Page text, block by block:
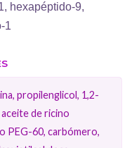
hexapéptido-9,
1
propilenglicol, 1,2-
de ricino
PEG-60, carbómero,